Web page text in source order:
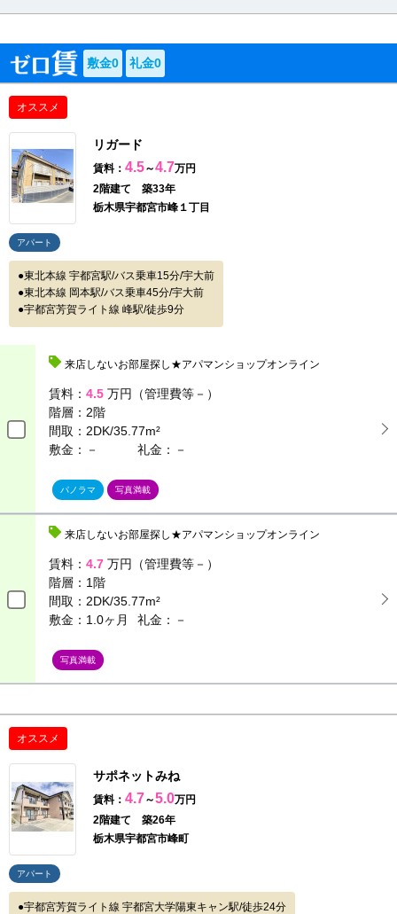
敷金0 礼金0
オススメ
リガード
賃料： 4.5～4.7万円
2階建て 築33年
栃木県宇都宮市峰１丁目
アパート
東北本線 宇都宮駅/バス乗車15分/宇大前
東北本線 岡本駅/バス乗車45分/宇大前
宇都宮芳賀ライト線 峰駅/徒歩9分
来店しないお部屋探し★アパマンショップオンライン
賃料： 4.5 万円（管理費等－）
階層： 2階
間取： 2DK/35.77m²
敷金：－
礼金：－
パノラマ 写真満載
来店しないお部屋探し★アパマンショップオンライン
賃料： 4.7 万円（管理費等－）
階層： 1階
間取： 2DK/35.77m²
敷金：1.0ヶ月
礼金：－
写真満載
オススメ
サポネットみね
賃料： 4.7～5.0万円
2階建て 築26年
栃木県宇都宮市峰町
アパート
宇都宮芳賀ライト線 宇都宮大学陽東キャン駅/徒歩24分